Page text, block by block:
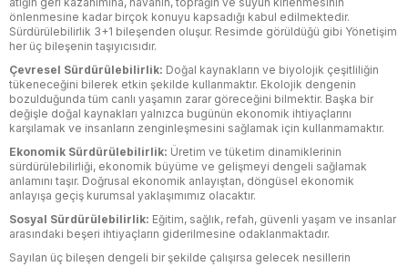
önlenmesine kadar birçok konuyu kapsadığı kabul edilmektedir.
Sürdürülebilirlik 3+1 bileşenden oluşur. Resimde görüldüğü gibi Yönetişim
her üç bileşenin taşıyıcısıdır.
Çevresel Sürdürülebilirlik: Doğal kaynakların ve biyolojik çeşitliliğin
tükeneceğini bilerek etkin şekilde kullanmaktır. Ekolojik dengenin
bozulduğunda tüm canlı yaşamın zarar göreceğini bilmektir. Başka bir
değişle doğal kaynakları yalnızca bugünün ekonomik ihtiyaçlarını
karşılamak ve insanların zenginleşmesini sağlamak için kullanmamaktır.
Ekonomik Sürdürülebilirlik: Üretim ve tüketim dinamiklerinin
sürdürülebilirliği, ekonomik büyüme ve gelişmeyi dengeli sağlamak
anlamını taşır. Doğrusal ekonomik anlayıştan, döngüsel ekonomik
anlayışa geçiş kurumsal yaklaşımımız olacaktır.
Sosyal Sürdürülebilirlik: Eğitim, sağlık, refah, güvenli yaşam ve insanlar
arasındaki beşeri ihtiyaçların giderilmesine odaklanmaktadır.
Sayılan üç bileşen dengeli bir şekilde çalışırsa gelecek nesillerin